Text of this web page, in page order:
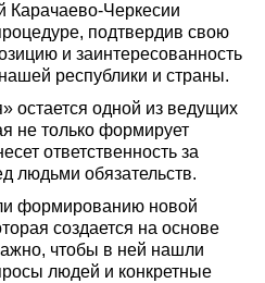
Карачаево-Черкесии
подтвердив свою
и заинтересованность
республики и страны.
остается одной из ведущих
не только формирует
ответственность за
людьми обязательств.
формированию новой
создается на основе
чтобы в ней нашли
людей и конкретные